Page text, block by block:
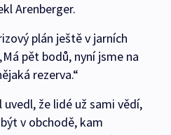
Arenberger.
plán ještě v jarních
pět bodů, nyní jsme na
rezerva.“
že lidé už sami vědí,
v obchodě, kam